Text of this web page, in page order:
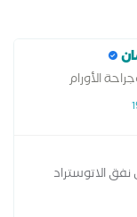
الأورام
الاتوستراد